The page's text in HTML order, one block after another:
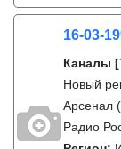
16-03-
Каналы
Новый
Арсенал
Радио